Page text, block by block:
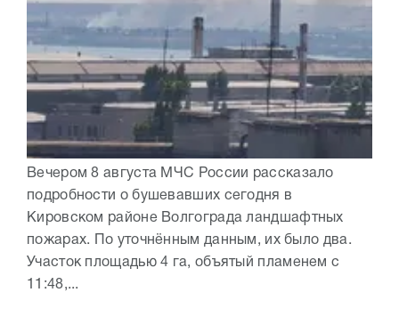
Вечером 8 августа МЧС России рассказало
подробности о бушевавших сегодня в
Кировском районе Волгограда ландшафтных
пожарах. По уточнённым данным, их было два.
Участок площадью 4 га, объятый пламенем с
11:48,...